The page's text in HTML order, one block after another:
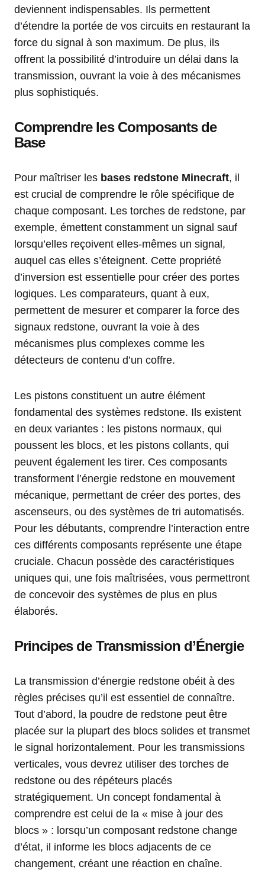
deviennent indispensables. Ils permettent
d’étendre la portée de vos circuits en restaurant la
force du signal à son maximum. De plus, ils
offrent la possibilité d’introduire un délai dans la
transmission, ouvrant la voie à des mécanismes
plus sophistiqués.
Comprendre les Composants de
Base
Pour maîtriser les bases redstone Minecraft, il
est crucial de comprendre le rôle spécifique de
chaque composant. Les torches de redstone, par
exemple, émettent constamment un signal sauf
lorsqu’elles reçoivent elles-mêmes un signal,
auquel cas elles s’éteignent. Cette propriété
d’inversion est essentielle pour créer des portes
logiques. Les comparateurs, quant à eux,
permettent de mesurer et comparer la force des
signaux redstone, ouvrant la voie à des
mécanismes plus complexes comme les
détecteurs de contenu d’un coffre.
Les pistons constituent un autre élément
fondamental des systèmes redstone. Ils existent
en deux variantes : les pistons normaux, qui
poussent les blocs, et les pistons collants, qui
peuvent également les tirer. Ces composants
transforment l’énergie redstone en mouvement
mécanique, permettant de créer des portes, des
ascenseurs, ou des systèmes de tri automatisés.
Pour les débutants, comprendre l’interaction entre
ces différents composants représente une étape
cruciale. Chacun possède des caractéristiques
uniques qui, une fois maîtrisées, vous permettront
de concevoir des systèmes de plus en plus
élaborés.
Principes de Transmission d’Énergie
La transmission d’énergie redstone obéit à des
règles précises qu’il est essentiel de connaître.
Tout d’abord, la poudre de redstone peut être
placée sur la plupart des blocs solides et transmet
le signal horizontalement. Pour les transmissions
verticales, vous devrez utiliser des torches de
redstone ou des répéteurs placés
stratégiquement. Un concept fondamental à
comprendre est celui de la « mise à jour des
blocs » : lorsqu’un composant redstone change
d’état, il informe les blocs adjacents de ce
changement, créant une réaction en chaîne.